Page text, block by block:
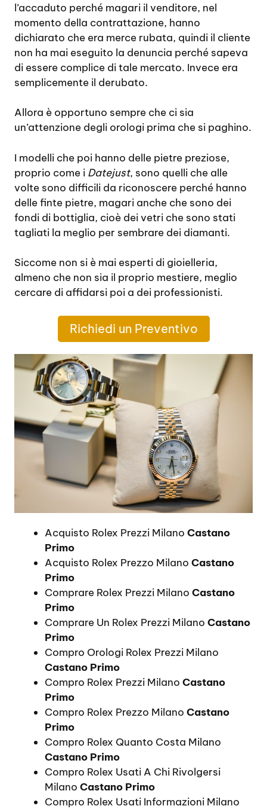
l’accaduto perché magari il venditore, nel
momento della contrattazione, hanno
dichiarato che era merce rubata, quindi il cliente
non ha mai eseguito la denuncia perché sapeva
di essere complice di tale mercato. Invece era
semplicemente il derubato.
Allora è opportuno sempre che ci sia
un’attenzione degli orologi prima che si paghino.
I modelli che poi hanno delle pietre preziose,
proprio come i Datejust, sono quelli che alle
volte sono difficili da riconoscere perché hanno
delle finte pietre, magari anche che sono dei
fondi di bottiglia, cioè dei vetri che sono stati
tagliati la meglio per sembrare dei diamanti.
Siccome non si è mai esperti di gioielleria,
almeno che non sia il proprio mestiere, meglio
cercare di affidarsi poi a dei professionisti.
Richiedi un Preventivo
Acquisto Rolex Prezzi Milano Castano
Primo
Acquisto Rolex Prezzo Milano Castano
Primo
Comprare Rolex Prezzi Milano Castano
Primo
Comprare Un Rolex Prezzi Milano Castano
Primo
Compro Orologi Rolex Prezzi Milano
Castano Primo
Compro Rolex Prezzi Milano Castano
Primo
Compro Rolex Prezzo Milano Castano
Primo
Compro Rolex Quanto Costa Milano
Castano Primo
Compro Rolex Usati A Chi Rivolgersi
Milano Castano Primo
Compro Rolex Usati Informazioni Milano